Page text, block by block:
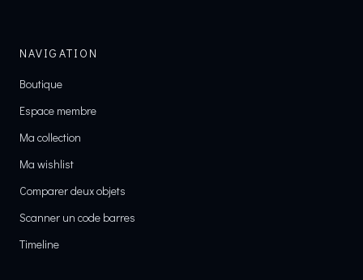
NAVIGATION
Boutique
Espace membre
Ma collection
Ma wishlist
Comparer deux objets
Scanner un code barres
Timeline